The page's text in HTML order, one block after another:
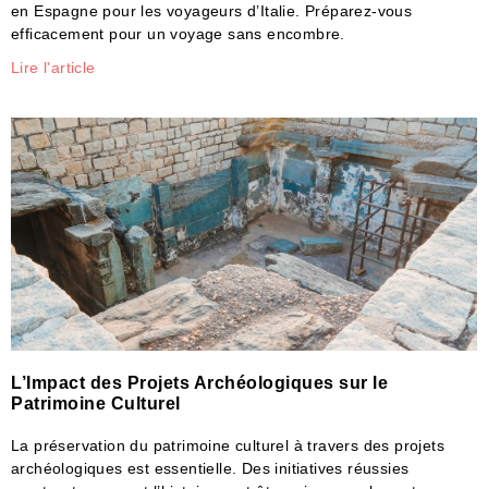
en Espagne pour les voyageurs d’Italie. Préparez-vous
efficacement pour un voyage sans encombre.
Lire l'article
L’Impact des Projets Archéologiques sur le
Patrimoine Culturel
La préservation du patrimoine culturel à travers des projets
archéologiques est essentielle. Des initiatives réussies